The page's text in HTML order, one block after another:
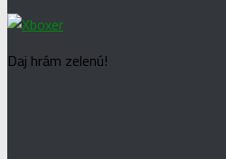
Daj hrám zelenú!